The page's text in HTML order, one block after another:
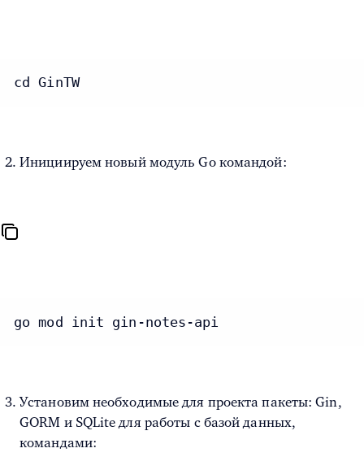
cd GinTW
Инициируем новый модуль Go командой:
go mod init gin-notes-api
Установим необходимые для проекта пакеты: Gin,
GORM и SQLite для работы с базой данных,
командами: